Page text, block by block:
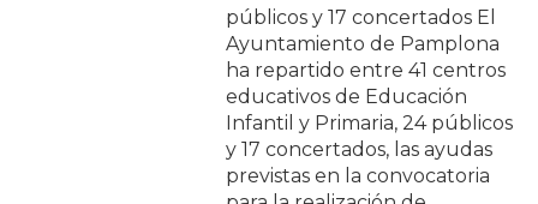
públicos y 17 concertados El
Ayuntamiento de Pamplona
ha repartido entre 41 centros
educativos de Educación
Infantil y Primaria, 24 públicos
y 17 concertados, las ayudas
previstas en la convocatoria